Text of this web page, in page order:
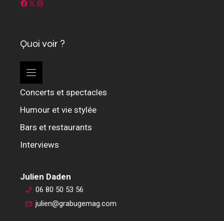
Facebook
X Instagram
Quoi voir ?
Concerts et spectacles
Humour et vie stylée
Bars et restaurants
Interviews
Julien Daden
06 80 50 53 56
julien@grabugemag.com